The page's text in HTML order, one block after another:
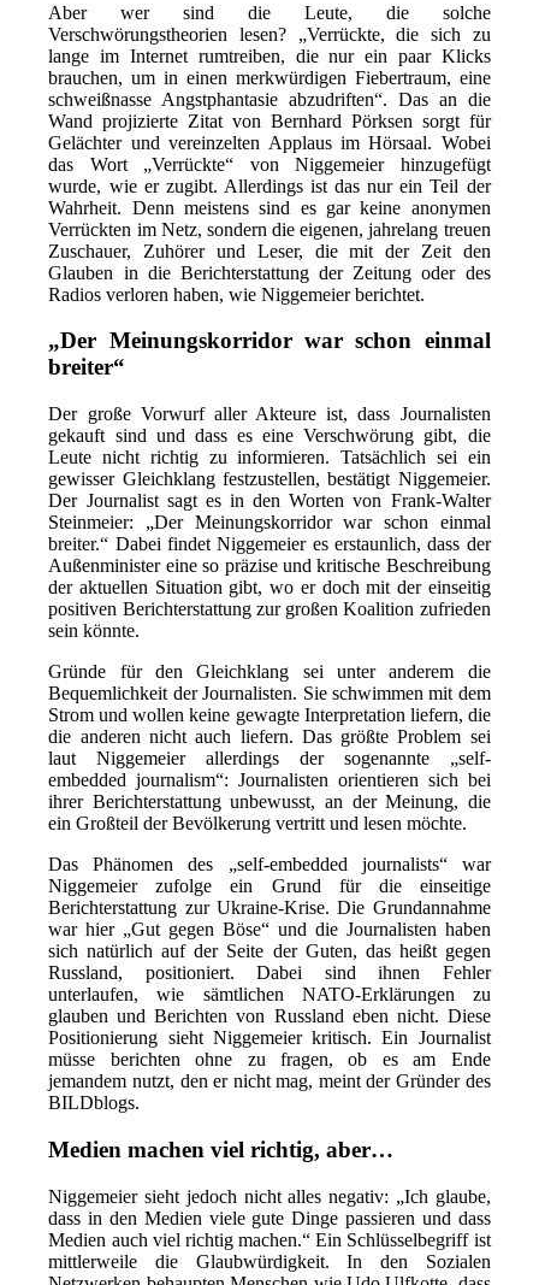
Aber wer sind die Leute, die solche
Verschwörungstheorien lesen? „Verrückte, die sich zu
lange im Internet rumtreiben, die nur ein paar Klicks
brauchen, um in einen merkwürdigen Fiebertraum, eine
schweißnasse Angstphantasie abzudriften“. Das an die
Wand projizierte Zitat von Bernhard Pörksen sorgt für
Gelächter und vereinzelten Applaus im Hörsaal. Wobei
das Wort „Verrückte“ von Niggemeier hinzugefügt
wurde, wie er zugibt. Allerdings ist das nur ein Teil der
Wahrheit. Denn meistens sind es gar keine anonymen
Verrückten im Netz, sondern die eigenen, jahrelang treuen
Zuschauer, Zuhörer und Leser, die mit der Zeit den
Glauben in die Berichterstattung der Zeitung oder des
Radios verloren haben, wie Niggemeier berichtet.
„Der Meinungskorridor war schon einmal
breiter“
Der große Vorwurf aller Akteure ist, dass Journalisten
gekauft sind und dass es eine Verschwörung gibt, die
Leute nicht richtig zu informieren. Tatsächlich sei ein
gewisser Gleichklang festzustellen, bestätigt Niggemeier.
Der Journalist sagt es in den Worten von Frank-Walter
Steinmeier: „Der Meinungskorridor war schon einmal
breiter.“ Dabei findet Niggemeier es erstaunlich, dass der
Außenminister eine so präzise und kritische Beschreibung
der aktuellen Situation gibt, wo er doch mit der einseitig
positiven Berichterstattung zur großen Koalition zufrieden
sein könnte.
Gründe für den Gleichklang sei unter anderem die
Bequemlichkeit der Journalisten. Sie schwimmen mit dem
Strom und wollen keine gewagte Interpretation liefern, die
die anderen nicht auch liefern. Das größte Problem sei
laut Niggemeier allerdings der sogenannte „self-
embedded journalism“: Journalisten orientieren sich bei
ihrer Berichterstattung unbewusst, an der Meinung, die
ein Großteil der Bevölkerung vertritt und lesen möchte.
Das Phänomen des „self-embedded journalists“ war
Niggemeier zufolge ein Grund für die einseitige
Berichterstattung zur Ukraine-Krise. Die Grundannahme
war hier „Gut gegen Böse“ und die Journalisten haben
sich natürlich auf der Seite der Guten, das heißt gegen
Russland, positioniert. Dabei sind ihnen Fehler
unterlaufen, wie sämtlichen NATO-Erklärungen zu
glauben und Berichten von Russland eben nicht. Diese
Positionierung sieht Niggemeier kritisch. Ein Journalist
müsse berichten ohne zu fragen, ob es am Ende
jemandem nutzt, den er nicht mag, meint der Gründer des
BILDblogs.
Medien machen viel richtig, aber…
Niggemeier sieht jedoch nicht alles negativ: „Ich glaube,
dass in den Medien viele gute Dinge passieren und dass
Medien auch viel richtig machen.“ Ein Schlüsselbegriff ist
mittlerweile die Glaubwürdigkeit. In den Sozialen